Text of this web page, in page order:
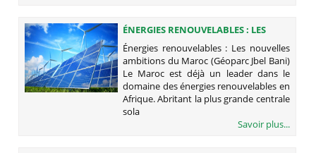
ÉNERGIES RENOUVELABLES : LES
NOUVELLES AMBITIONS DU MAROC
(GÉOPARC JBEL BANI)
Énergies renouvelables : Les nouvelles
ambitions du Maroc (Géoparc Jbel Bani)
Le Maroc est déjà un leader dans le
domaine des énergies renouvelables en
Afrique. Abritant la plus grande centrale
sola
Savoir plus...